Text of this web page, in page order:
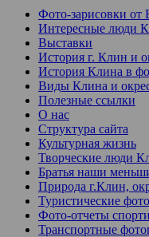
Фото-зарисовки от
Интересные люди
Выставки
История г. Клин и
История Клина в
Виды Клина и
Полезные ссылки
О нас
Структура сайта
Культурная жизнь
Творческие люди
Братья наши
Природа г.Клин,
Туристические
Фото-отчеты
Транспортные